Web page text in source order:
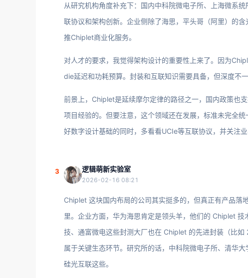
从研究机构角度补充下：国内中科院微电子所、上海微系
联协议和架构创新。企业侧除了海思，平头哥（阿里）的
推Chiplet商业化服务。
对人才的要求，我觉得架构设计的重要性上来了。因为
die延迟和功耗预算。封装和互联知识需要具备，但深度不
前景上，Chiplet是延续摩尔定律的路径之一，国内政策也
项目经验的。但要注意，这个领域还在发展，标准未完全
好数字设计基础的同时，多看看UCIe等互联协议，并关注业
3 逻辑萌新实验室
2026-02-16 08:21
Chiplet 这块国内布局的公司其实挺多的，但真正有产品落
里。企业方面，华为海思肯定是领头羊，他们的 Chiplet
技、通富微电这些封测大厂也在 Chiplet 的先进封装（比
属于关键生态环节。研究所的话，中科院微电子所、清华
硅光互联这些。